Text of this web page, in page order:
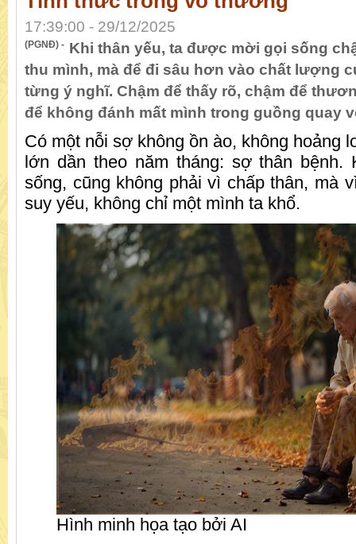
17:39:00 - 29/12/2025
(PGNĐ) - Khi thân yếu, ta được mời gọi sống
thu mình, mà để đi sâu hơn vào chất lượng
từng ý nghĩ. Chậm để thấy rõ, chậm để
để không đánh mất mình trong guồng quay
Có một nỗi sợ không ồn ào, không hoảng
lớn dần theo năm tháng: sợ thân bệnh.
sống, cũng không phải vì chấp thân, mà
suy yếu, không chỉ một mình ta khổ.
Hình minh họa tạo bởi AI